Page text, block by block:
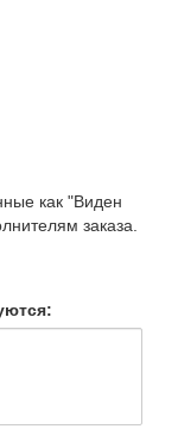
как "Виден
заказа.